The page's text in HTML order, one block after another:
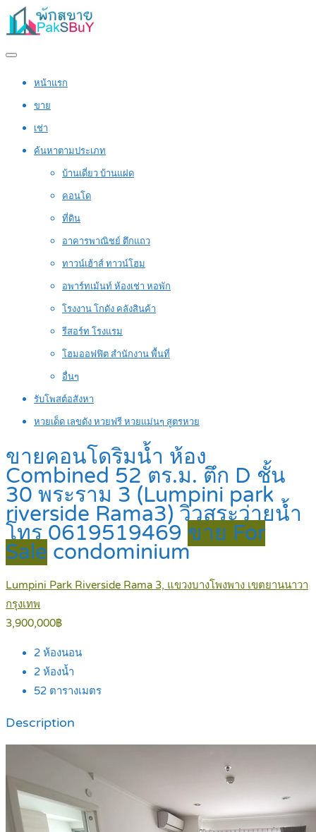
หน้าแรก
ขาย
เช่า
ค้นหาตามประเภท
บ้านเดี่ยว บ้านแฝด
คอนโด
ที่ดิน
อาคารพาณิชย์ ตึกแถว
ทาวน์เฮ้าส์ ทาวน์โฮม
อพาร์ทเม้นท์ ห้องเช่า หอพัก
โรงงาน โกดัง คลังสินค้า
รีสอร์ท โรงแรม
โฮมออฟฟิต สำนักงาน พื้นที่
อื่นๆ
รับโพสต์อสังหา
หวยเด็ด เลขดัง หวยฟรี หวยแม่นๆ สูตรหวย
ขายคอนโดริมน้ำ ห้อง
Combined 52 ตร.ม. ตึก D ชั้น
30 พระราม 3 (Lumpini park
riverside Rama3) วิวสระว่ายน้ำ
โทร 0619519469 ขาย For
Sale condominium
Lumpini Park Riverside Rama 3, แขวงบางโพงพาง เขตยานนาวา
กรุงเทพ
3,900,000฿
2 ห้องนอน
2 ห้องน้ำ
52 ตารางเมตร
Description